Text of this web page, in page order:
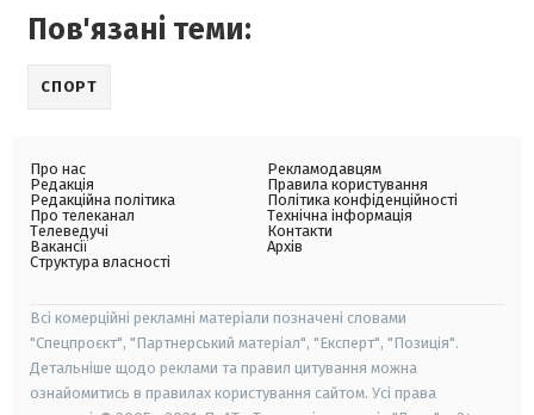
Пов'язані теми:
СПОРТ
Про нас
Редакція
Редакційна політика
Про телеканал
Телеведучі
Вакансії
Структура власності
Рекламодавцям
Правила користування
Політика конфіденційності
Технічна інформація
Контакти
Архів
Всі комерційні рекламні матеріали позначені словами
"Спецпроєкт", "Партнерський матеріал", "Експерт", "Позиція".
Детальніше щодо реклами та правил цитування можна
ознайомитись в правилах користування сайтом. Усі права